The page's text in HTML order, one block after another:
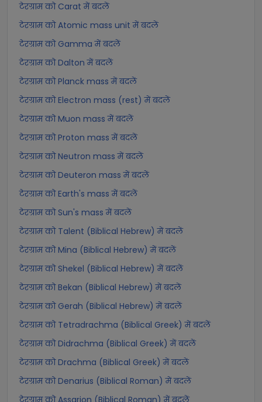
टेरग्राम को Carat में बदलें
टेरग्राम को Atomic mass unit में बदलें
टेरग्राम को Gamma में बदलें
टेरग्राम को Dalton में बदलें
टेरग्राम को Planck mass में बदलें
टेरग्राम को Electron mass (rest) में बदलें
टेरग्राम को Muon mass में बदलें
टेरग्राम को Proton mass में बदलें
टेरग्राम को Neutron mass में बदलें
टेरग्राम को Deuteron mass में बदलें
टेरग्राम को Earth's mass में बदलें
टेरग्राम को Sun's mass में बदलें
टेरग्राम को Talent (Biblical Hebrew) में बदलें
टेरग्राम को Mina (Biblical Hebrew) में बदलें
टेरग्राम को Shekel (Biblical Hebrew) में बदलें
टेरग्राम को Bekan (Biblical Hebrew) में बदलें
टेरग्राम को Gerah (Biblical Hebrew) में बदलें
टेरग्राम को Tetradrachma (Biblical Greek) में बदलें
टेरग्राम को Didrachma (Biblical Greek) में बदलें
टेरग्राम को Drachma (Biblical Greek) में बदलें
टेरग्राम को Denarius (Biblical Roman) में बदलें
टेरग्राम को Assarion (Biblical Roman) में बदलें